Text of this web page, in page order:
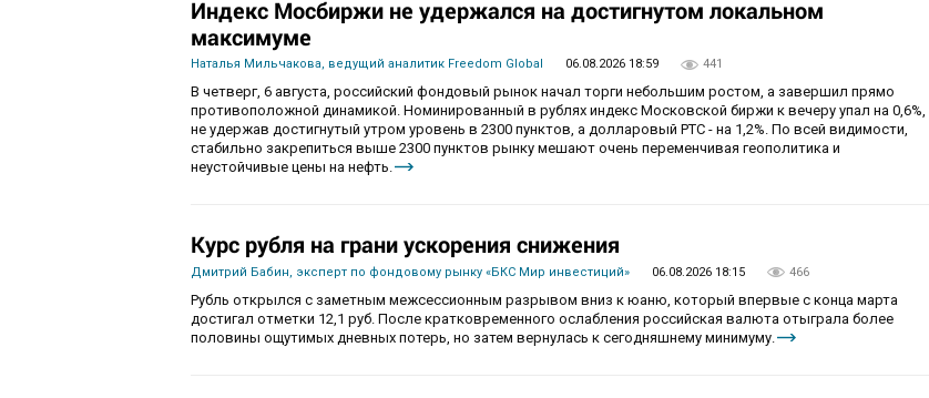
Индекс Мосбиржи не удержался на достигнутом локальном
максимуме
Наталья Мильчакова, ведущий аналитик Freedom Global 06.08.2026 18:59 441
В четверг, 6 августа, российский фондовый рынок начал торги небольшим ростом, а завершил прямо
противоположной динамикой. Номинированный в рублях индекс Московской биржи к вечеру упал на 0,6%,
не удержав достигнутый утром уровень в 2300 пунктов, а долларовый РТС - на 1,2%. По всей видимости,
стабильно закрепиться выше 2300 пунктов рынку мешают очень переменчивая геополитика и
неустойчивые цены на нефть.
Курс рубля на грани ускорения снижения
Дмитрий Бабин, эксперт по фондовому рынку «БКС Мир инвестиций» 06.08.2026 18:15 466
Рубль открылся с заметным межсессионным разрывом вниз к юаню, который впервые с конца марта
достигал отметки 12,1 руб. После кратковременного ослабления российская валюта отыграла более
половины ощутимых дневных потерь, но затем вернулась к сегодняшнему минимуму.